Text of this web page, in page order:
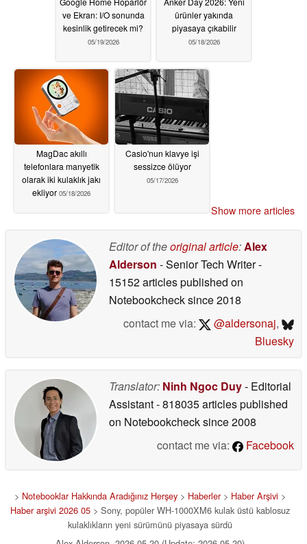
ve Ekran: I/O sonunda
kesinlik getirecek mi?
05/19/2026
ürünler yakında
piyasaya çıkabilir
05/18/2026
MagDac akıllı
telefonlara manyetik
olarak iki kulaklık jakı
ekliyor 05/18/2026
Casio'nun klavye işi
sessizce ölüyor
05/17/2026
Show more articles
Editor of theoriginal article:Alex
Alderson - Senior Tech Writer-
15152 articles published on
Notebookchecksince 2018
contact me via:
@aldersonaj,
Bluesky
Translator: Ninh Ngoc Duy- Editorial
Assistant- 818035 articles published
on Notebookchecksince 2008
contact me via:
Facebook
> Notebooklar Hakkında Aradığınız Herşey > Haberler> Haber Arşivi >
Haber arşivi 2026 05 > Sony, popüler WH-1000XM6 kulak üstü kablosuz
kulaklıkların yeni sürümünü piyasaya sürdü